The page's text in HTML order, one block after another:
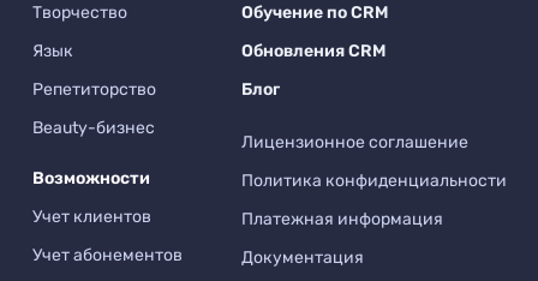
Творчество
Язык
Репетиторство
Beauty-бизнес
Возможности
Учет клиентов
Учет абонементов
Обучение по CRM
Обновления CRM
Блог
Лицензионное соглашение
Политика конфиденциальности
Платежная информация
Документация